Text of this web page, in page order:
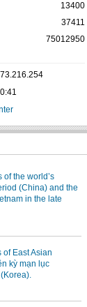
13400
37411
75012950
the world’s
(China) and the
in the late
East Asian
kỳ mạn lục